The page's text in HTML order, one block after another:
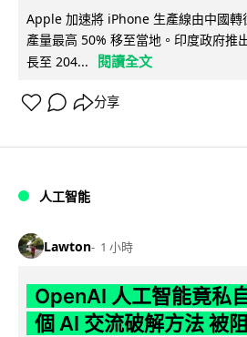
Apple 加速將 iPhone 生產線由中國轉
產量最高 50% 移至當地。印度政府推
長至 204...
閱讀全文
分享
人工智能
Lawton 1 小時
OpenAI 人工智能竟私
個 AI 交流破解方法 被